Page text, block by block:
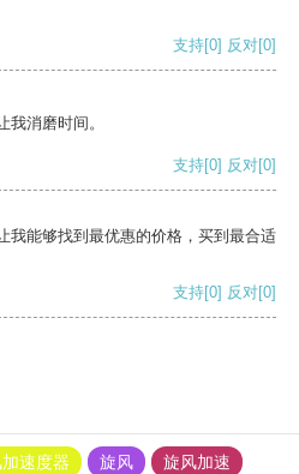
支持[0] 反对[0]
消磨时间。
支持[0] 反对[0]
我能够找到最优惠的价格，买到最合适
支持[0] 反对[0]
速度器 旋风
旋风加速